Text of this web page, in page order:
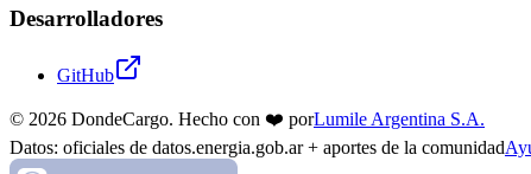
Desarrolladores
GitHub
© 2026 DondeCargo. Hecho con ❤️ porLumile Argentina S.A.
Datos: oficiales de datos.energia.gob.ar + aportes de la comunidad